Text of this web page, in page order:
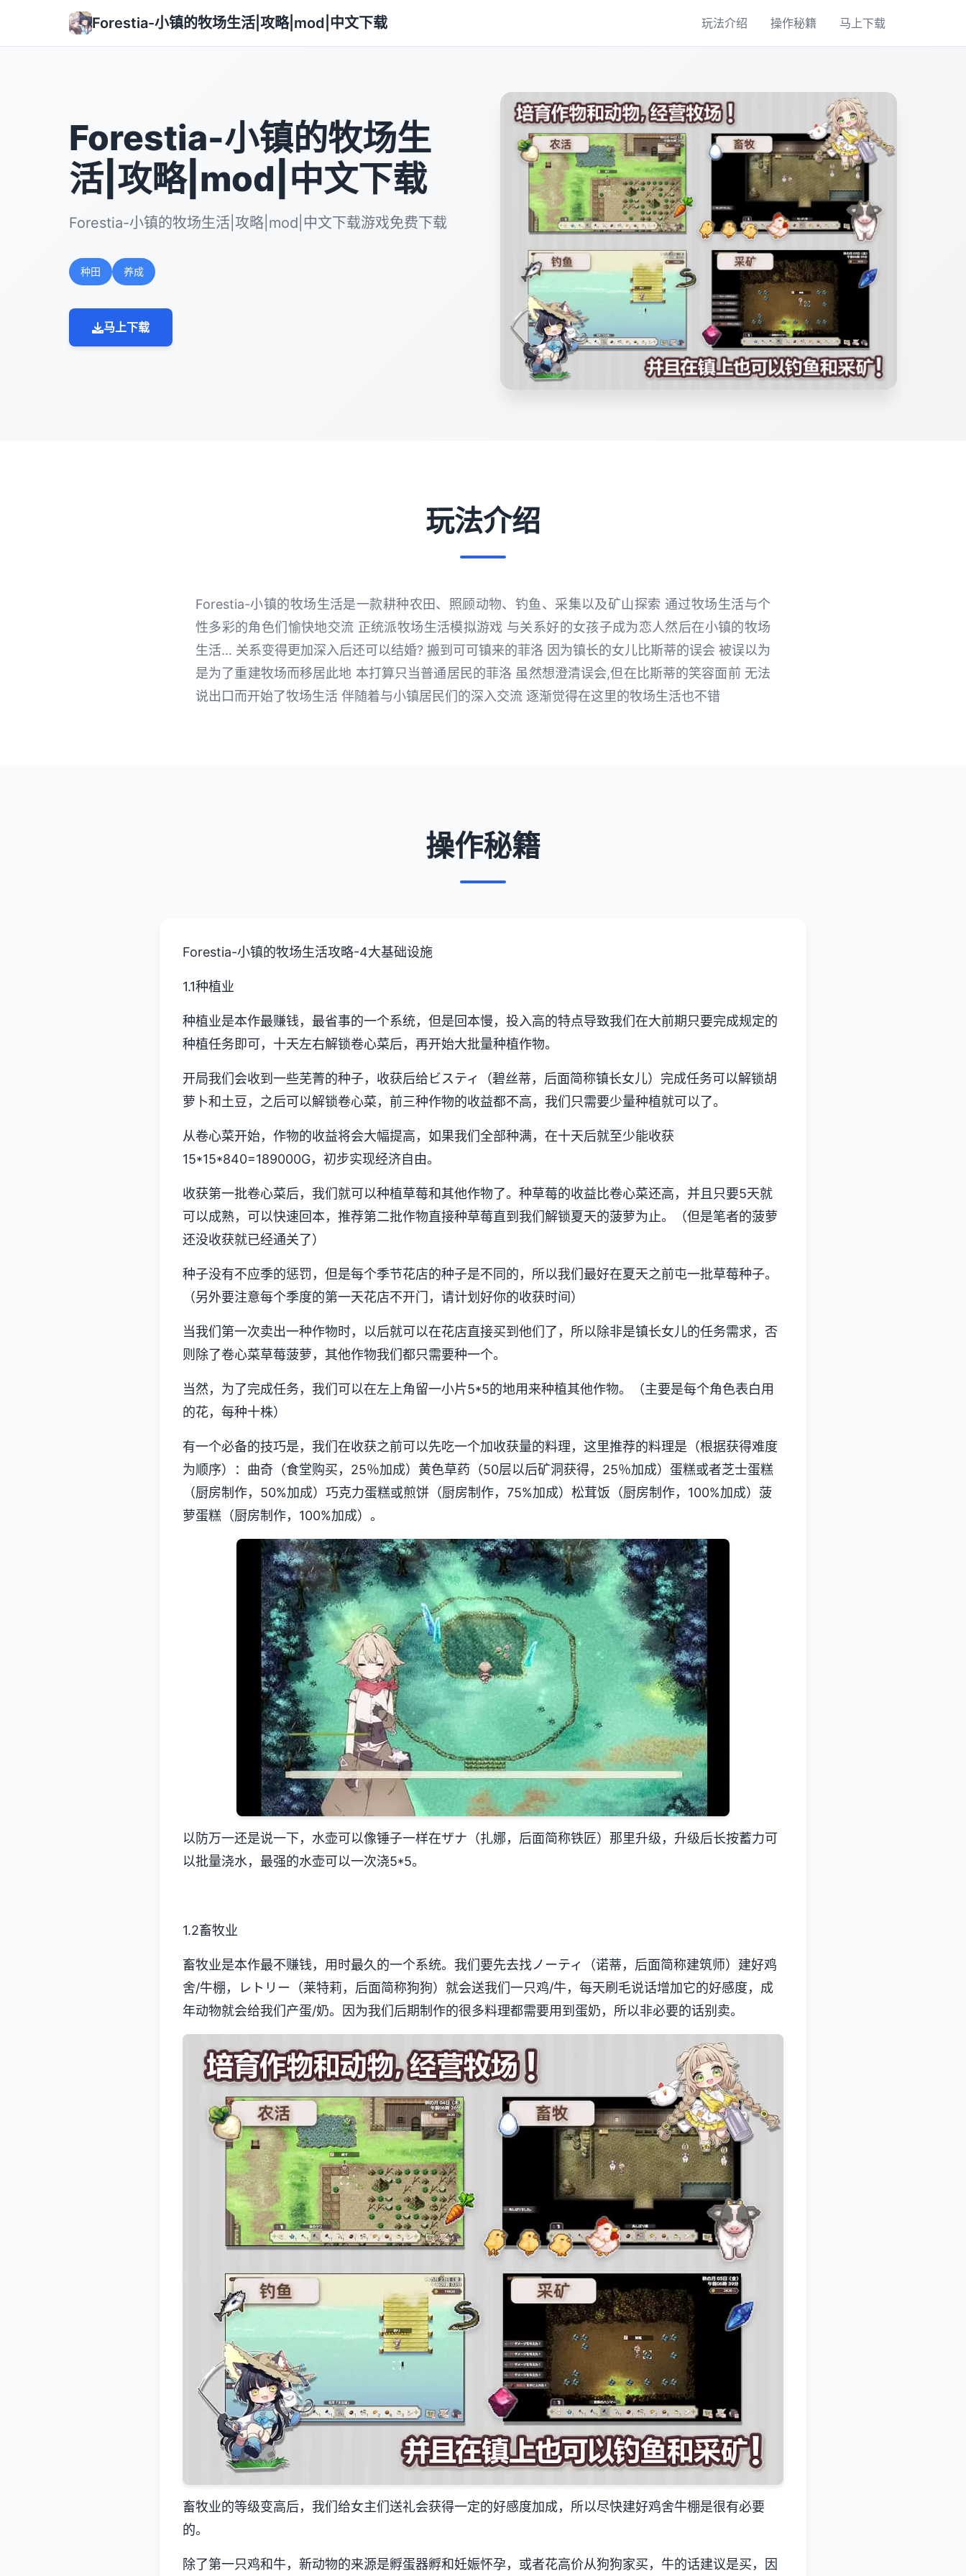
Forestia-小镇的牧场生活|攻略|mod|中文下载 玩法介绍 操作秘籍 马上下载
Forestia-小镇的牧场生
活|攻略|mod|中文下载
Forestia-小镇的牧场生活|攻略|mod|中文下载游戏免费下载
种田 养成
马上下载
玩法介绍
Forestia-小镇的牧场生活是一款耕种农田、照顾动物、钓鱼、采集以及矿山探索 通过牧场生活与个
性多彩的角色们愉快地交流 正统派牧场生活模拟游戏 与关系好的女孩子成为恋人然后在小镇的牧场
生活… 关系变得更加深入后还可以结婚? 搬到可可镇来的菲洛 因为镇长的女儿比斯蒂的误会 被误以为
是为了重建牧场而移居此地 本打算只当普通居民的菲洛 虽然想澄清误会,但在比斯蒂的笑容面前 无法
说出口而开始了牧场生活 伴随着与小镇居民们的深入交流 逐渐觉得在这里的牧场生活也不错
操作秘籍
Forestia-小镇的牧场生活攻略-4大基础设施
1.1种植业
种植业是本作最赚钱，最省事的一个系统，但是回本慢，投入高的特点导致我们在大前期只要完成规定的
种植任务即可，十天左右解锁卷心菜后，再开始大批量种植作物。
开局我们会收到一些芜菁的种子，收获后给ビスティ（碧丝蒂，后面简称镇长女儿）完成任务可以解锁胡
萝卜和土豆，之后可以解锁卷心菜，前三种作物的收益都不高，我们只需要少量种植就可以了。
从卷心菜开始，作物的收益将会大幅提高，如果我们全部种满，在十天后就至少能收获
15*15*840=189000G，初步实现经济自由。
收获第一批卷心菜后，我们就可以种植草莓和其他作物了。种草莓的收益比卷心菜还高，并且只要5天就
可以成熟，可以快速回本，推荐第二批作物直接种草莓直到我们解锁夏天的菠萝为止。（但是笔者的菠萝
还没收获就已经通关了）
种子没有不应季的惩罚，但是每个季节花店的种子是不同的，所以我们最好在夏天之前屯一批草莓种子。
（另外要注意每个季度的第一天花店不开门，请计划好你的收获时间）
当我们第一次卖出一种作物时，以后就可以在花店直接买到他们了，所以除非是镇长女儿的任务需求，否
则除了卷心菜草莓菠萝，其他作物我们都只需要种一个。
当然，为了完成任务，我们可以在左上角留一小片5*5的地用来种植其他作物。（主要是每个角色表白用
的花，每种十株）
有一个必备的技巧是，我们在收获之前可以先吃一个加收获量的料理，这里推荐的料理是（根据获得难度
为顺序）：曲奇（食堂购买，25％加成）黄色草药（50层以后矿洞获得，25％加成）蛋糕或者芝士蛋糕
（厨房制作，50%加成）巧克力蛋糕或煎饼（厨房制作，75%加成）松茸饭（厨房制作，100%加成）菠
萝蛋糕（厨房制作，100%加成）。
以防万一还是说一下，水壶可以像锤子一样在ザナ（扎娜，后面简称铁匠）那里升级，升级后长按蓄力可
以批量浇水，最强的水壶可以一次浇5*5。
1.2畜牧业
畜牧业是本作最不赚钱，用时最久的一个系统。我们要先去找ノーティ（诺蒂，后面简称建筑师）建好鸡
舍/牛棚，レトリー（莱特莉，后面简称狗狗）就会送我们一只鸡/牛，每天刷毛说话增加它的好感度，成
年动物就会给我们产蛋/奶。因为我们后期制作的很多料理都需要用到蛋奶，所以非必要的话别卖。
畜牧业的等级变高后，我们给女主们送礼会获得一定的好感度加成，所以尽快建好鸡舍牛棚是很有必要
的。
除了第一只鸡和牛，新动物的来源是孵蛋器孵和妊娠怀孕，或者花高价从狗狗家买，牛的话建议是买，因